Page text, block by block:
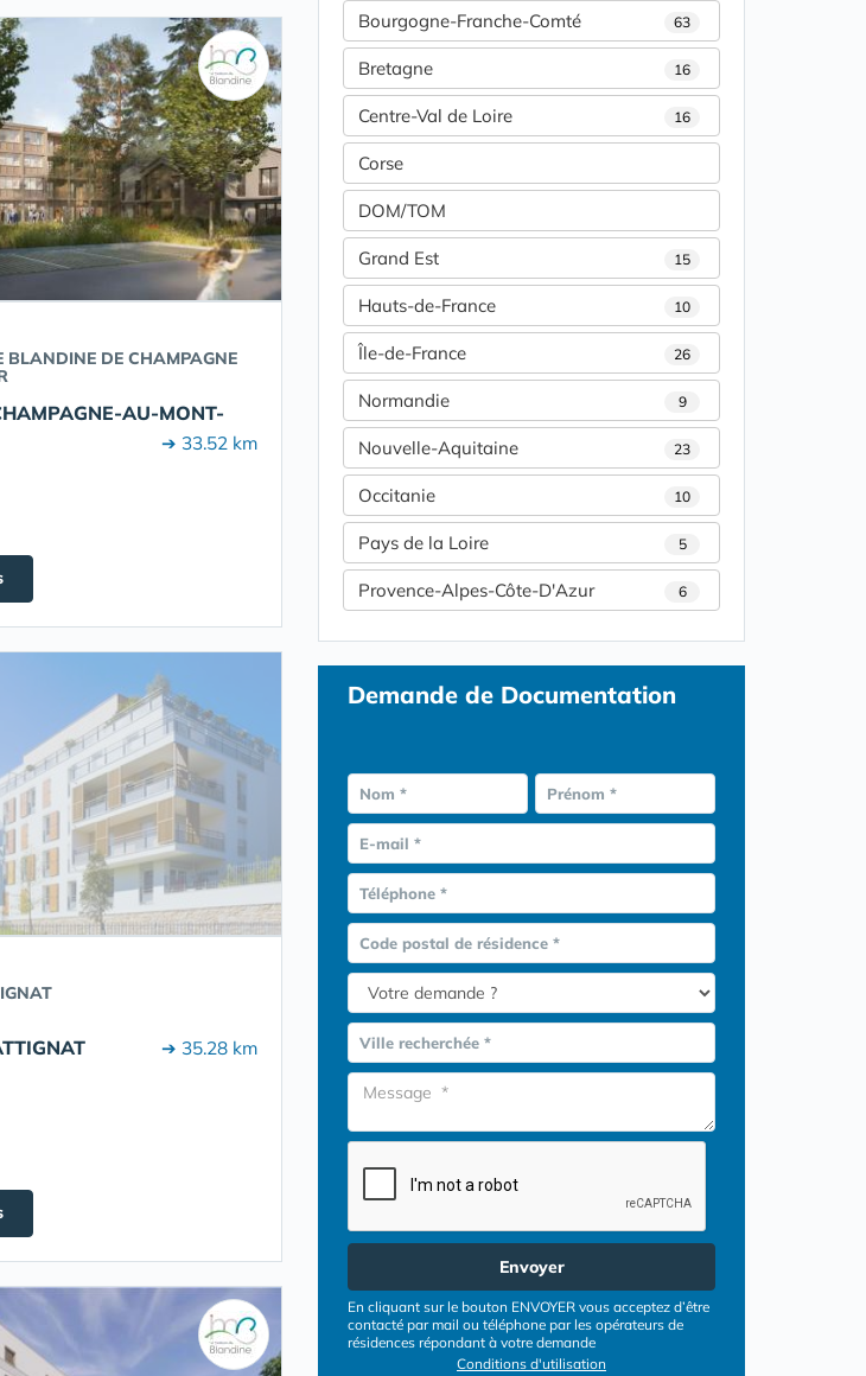
BLANDINE DE CHAMPAGNE
AU-MONT-
➔ 33.52 km
➔ 35.28 km
Bourgogne-Franche-Comté 63
Bretagne 16
Centre-Val de Loire 16
Corse
DOM/TOM
Grand Est 15
Hauts-de-France 10
Île-de-France 26
Normandie 9
Nouvelle-Aquitaine 23
Occitanie 10
Pays de la Loire 5
Provence-Alpes-Côte-D'Azur 6
Demande de Documentation
Nom * Prénom *
E-mail *
Téléphone *
Code postal de résidence *
Ville recherchée *
Envoyer
En cliquant sur le bouton ENVOYER vous acceptez d’être
contacté par mail ou téléphone par les opérateurs de
résidences répondant à votre demande
Conditions d'utilisation